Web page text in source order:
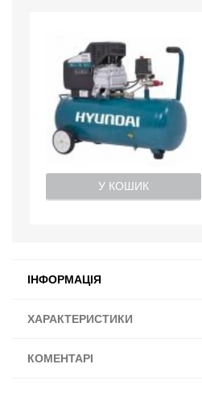
У КОШИК
ІНФОРМАЦІЯ
ХАРАКТЕРИСТИКИ
КОМЕНТАРІ